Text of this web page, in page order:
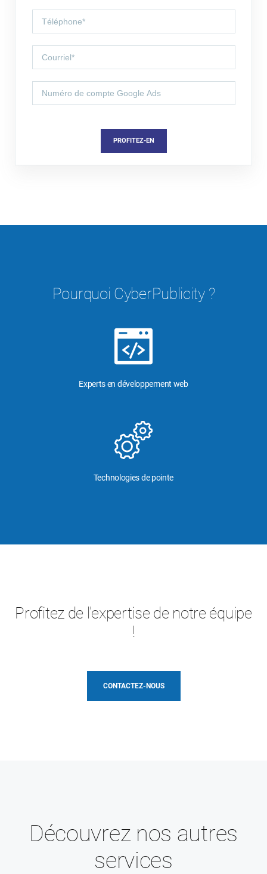
PROFITEZ-EN
Pourquoi CyberPublicity ?
Experts en développement web
Technologies de pointe
Profitez de l'expertise de notre équipe
!
CONTACTEZ-NOUS
Découvrez nos autres
services